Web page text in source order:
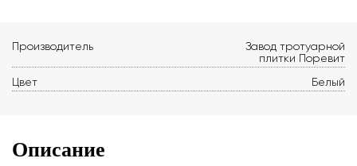
Производитель
Завод тротуарной
плитки Поревит
Цвет
Белый
Описание